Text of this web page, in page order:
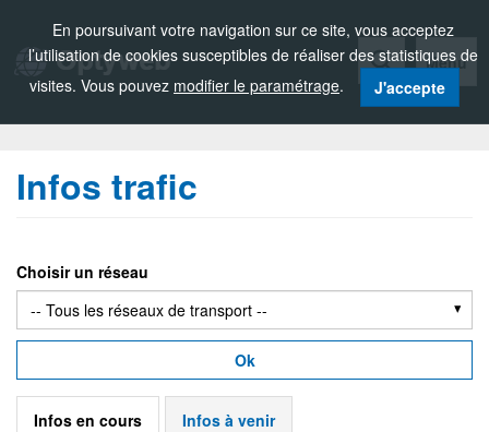
En poursuivant votre navigation sur ce site, vous acceptez
l’utilisation de cookies susceptibles de réaliser des statistiques de
visites. Vous pouvez modifier le paramétrage. J'accepte
Menu
Infos trafic
Choisir un réseau
Ok
Infos en cours Infos à venir